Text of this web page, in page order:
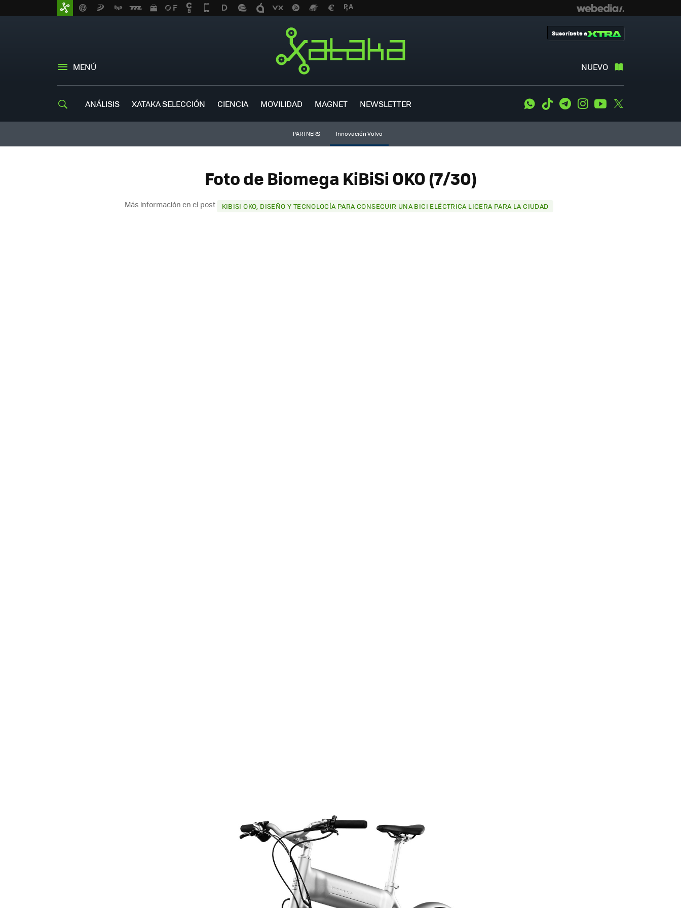
MENÚ NUEVO
Suscríbete a
ANÁLISIS XATAKA SELECCIÓN CIENCIA MOVILIDAD MAGNET NEWSLETTER WhatsApp
Tiktok TelegramInstagramYoutube
PARTNERS Innovación Volvo
Foto de Biomega KiBiSi OKO (7/30)
Más información en el post KIBISI OKO, DISEÑO Y TECNOLOGÍA PARA CONSEGUIR UNA BICI ELÉCTRICA LIGERA PARA LA CIUDAD